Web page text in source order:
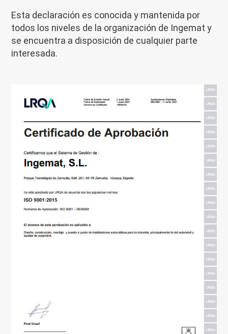
Esta declaración es conocida y mantenida por
todos los niveles de la organización de Ingemat y
se encuentra a disposición de cualquier parte
interesada.